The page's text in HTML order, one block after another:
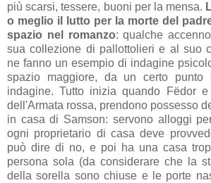
più scarsi, tessere, buoni per la mensa.
o meglio il lutto per la morte del
spazio nel romanzo: qualche
sua collezione di pallottolieri e al suo
ne fanno un esempio di indagine
spazio maggiore, da un certo
indagine. Tutto inizia quando Fëdor
dell'Armata rossa, prendono possesso
in casa di Samson: servono alloggi
ogni proprietario di casa deve
può dire di no, e poi ha una casa
persona sola (da considerare che la
della sorella sono chiuse e le porte